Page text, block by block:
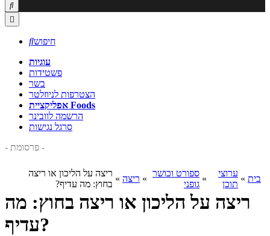


חיפוש
עוגיות
פשטידות
בשר
הצטרפות לניוזלטר
אפליקציית Foods
הרשמה לוובינר
סרגל נגישות
- פרסומת -
בית »
ערוצי
תוכן
»
ספורט וכושר
גופני
» ריצה »
ריצה על הליכון או ריצה
בחוץ: מה עדיף?
ריצה על הליכון או ריצה בחוץ: מה
עדיף?